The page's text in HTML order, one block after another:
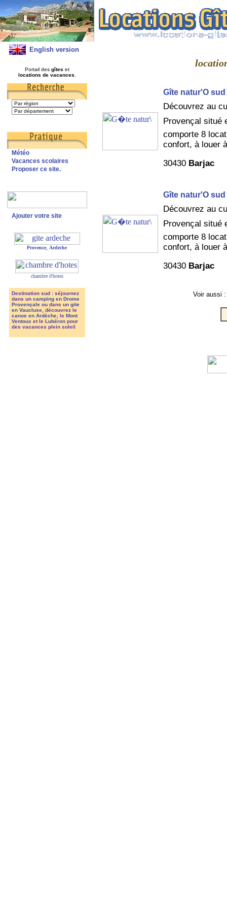
English version
Portail des gîtes et
locations de vacances
Météo
Vacances scolaires
Proposer ce site.
Ajouter votre site
Provence Ardeche
chambre d'hotes
Destination sud : séjournez
dans un camping en Drome
Provençaleou dans un gite
en Vaucluse, découvrez le
canoe en Ardèche, le Mont
Ventoux et le Lubéronpour
des vacances plein soleil
Gîte natur'O sud
Découvrez au
Provençal situé
comporte 8
confort, à louer
30430 Barjac
Gîte natur'O sud
Découvrez au
Provençal situé
comporte 8
confort, à louer
30430 Barjac
Voir aussi